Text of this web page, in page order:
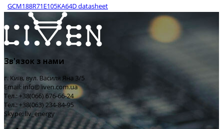
GCM188R71E105KA64D datasheet
Зв'язок з нами
г. Київ, вул. Василя Яна 3/5
Email: info@liven.com.ua
Тел.: +38(066) 676-66-24
Тел.: +38(063) 234-84-95
Skype: liv_energy